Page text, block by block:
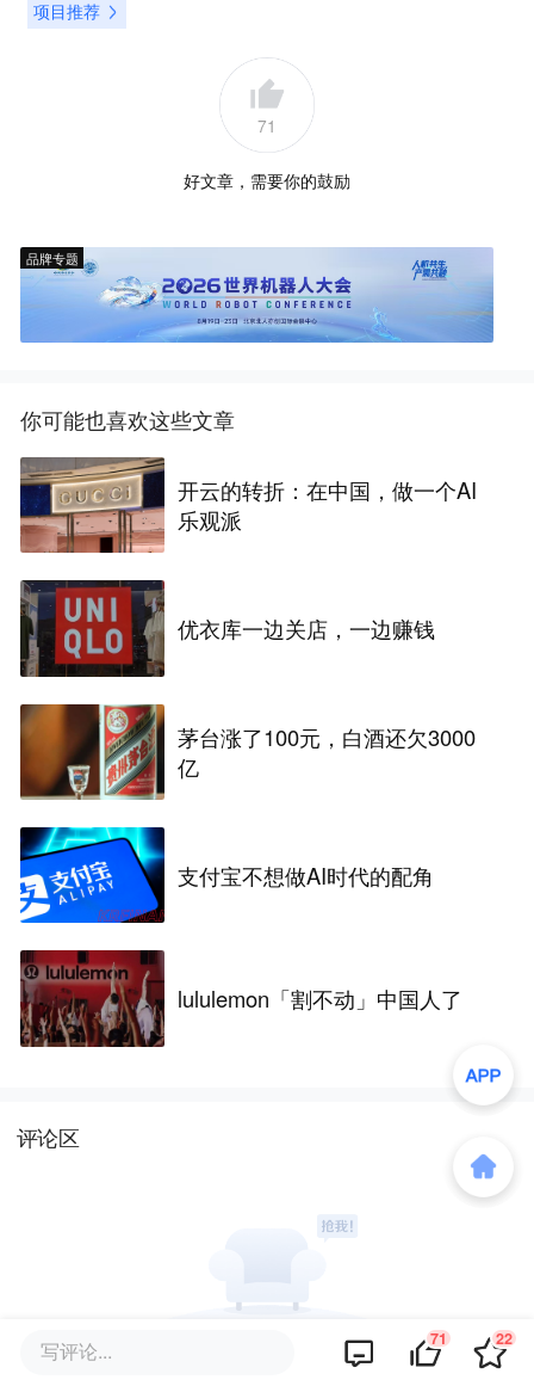
项目推荐
71
好文章，需要你的鼓励
品牌专题
你可能也喜欢这些文章
开云的转折：在中国，做一个AI
乐观派
优衣库一边关店，一边赚钱
茅台涨了100元，白酒还欠3000
亿
支付宝不想做AI时代的配角
lululemon「割不动」中国人了
评论区
写评论... 71 22